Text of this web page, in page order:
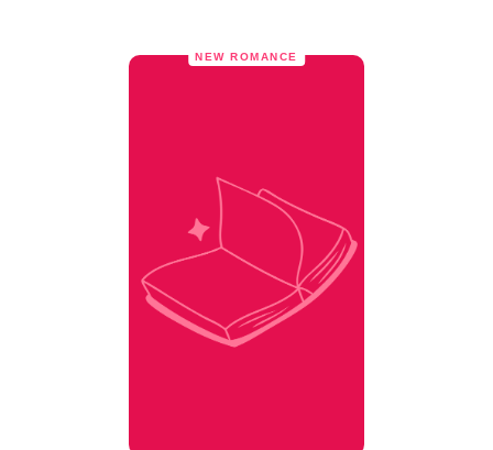
NEW ROMANCE